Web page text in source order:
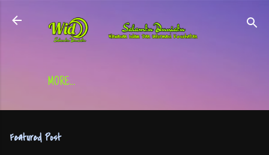
Skip to main content
MORE…
Featured Post